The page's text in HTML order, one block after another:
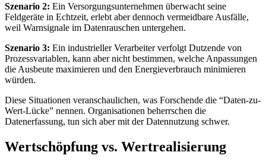
Szenario 2: Ein Versorgungsunternehmen überwacht seine
Feldgeräte in Echtzeit, erlebt aber dennoch vermeidbare Ausfälle,
weil Warnsignale im Datenrauschen untergehen.
Szenario 3: Ein industrieller Verarbeiter verfolgt Dutzende von
Prozessvariablen, kann aber nicht bestimmen, welche Anpassungen
die Ausbeute maximieren und den Energieverbrauch minimieren
würden.
Diese Situationen veranschaulichen, was Forschende die “Daten-zu-
Wert-Lücke” nennen. Organisationen beherrschen die
Datenerfassung, tun sich aber mit der Datennutzung schwer.
Wertschöpfung vs. Wertrealisierung